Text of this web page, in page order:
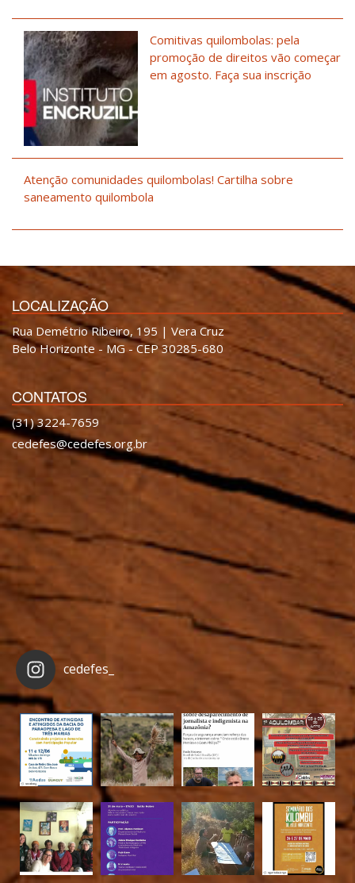
Comitivas quilombolas: pela
promoção de direitos vão começar
em agosto. Faça sua inscrição
Atenção comunidades quilombolas! Cartilha sobre
saneamento quilombola
LOCALIZAÇÃO
Rua Demétrio Ribeiro, 195 | Vera Cruz
Belo Horizonte - MG - CEP 30285-680
CONTATOS
(31) 3224-7659
cedefes@cedefes.org.br
cedefes_